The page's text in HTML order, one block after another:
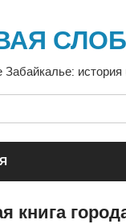
Забайкалье: история
книга